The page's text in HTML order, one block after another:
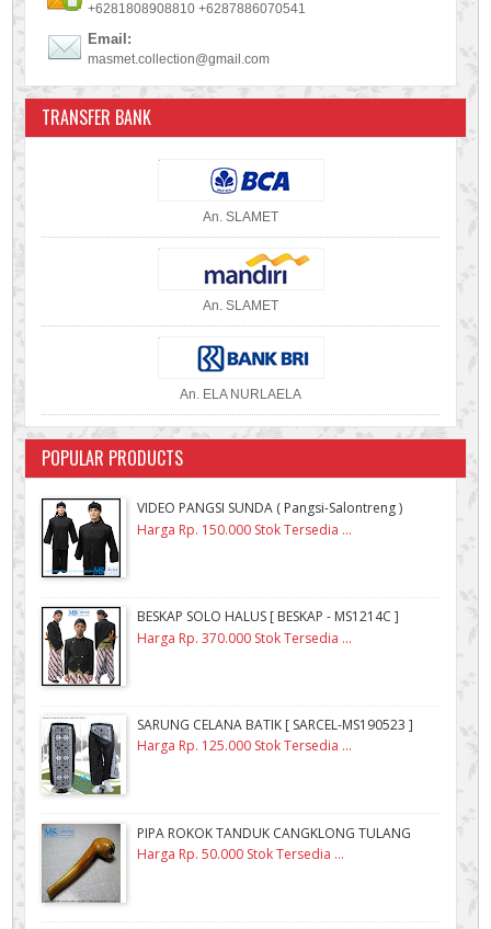
+6281808908810 +6287886070541
Email:
masmet.collection@gmail.com
TRANSFER BANK
An. SLAMET
An. SLAMET
An. ELA NURLAELA
POPULAR PRODUCTS
VIDEO PANGSI SUNDA ( Pangsi-Salontreng )
Harga Rp. 150.000 Stok Tersedia ...
BESKAP SOLO HALUS [ BESKAP - MS1214C ]
Harga Rp. 370.000 Stok Tersedia ...
SARUNG CELANA BATIK [ SARCEL-MS190523 ]
Harga Rp. 125.000 Stok Tersedia ...
PIPA ROKOK TANDUK CANGKLONG TULANG
Harga Rp. 50.000 Stok Tersedia ...